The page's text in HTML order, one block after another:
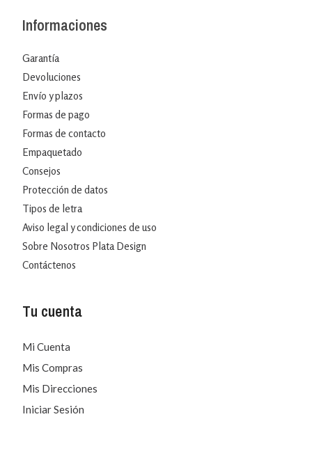
Informaciones
Garantía
Devoluciones
Envío y plazos
Formas de pago
Formas de contacto
Empaquetado
Consejos
Protección de datos
Tipos de letra
Aviso legal y condiciones de uso
Sobre Nosotros Plata Design
Contáctenos
Tu cuenta
Mi Cuenta
Mis Compras
Mis Direcciones
Iniciar Sesión